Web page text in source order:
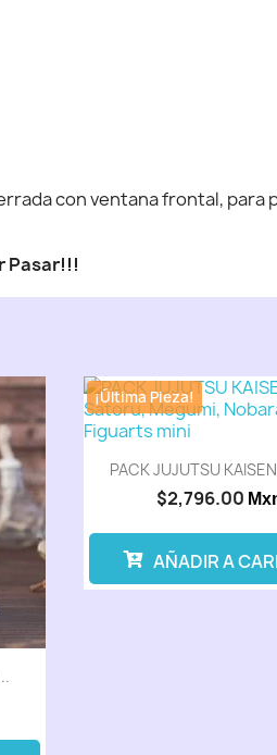
con ventana frontal, para
Pasar!!!
PACK JUJUTSU
$2,796.00
¡Última Pieza!
AÑADIR A